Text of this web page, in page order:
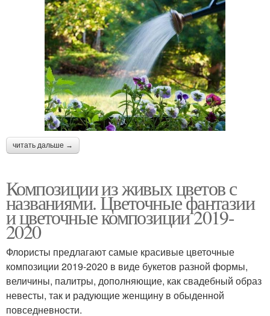
читать дальше →
Композиции из живых цветов с
названиями. Цветочные фантазии
и цветочные композиции 2019-
2020
Флористы предлагают самые красивые цветочные
композиции 2019-2020 в виде букетов разной формы,
величины, палитры, дополняющие, как свадебный образ
невесты, так и радующие женщину в обыденной
повседневности.